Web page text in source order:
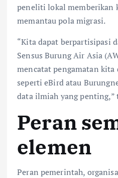
peneliti lokal memberikan
memantau pola migrasi.
“Kita dapat berpartisipasi
Sensus Burung Air Asia
mencatat pengamatan
seperti eBird atau
data ilmiah yang penting,”
Peran
elemen
Peran pemerintah,